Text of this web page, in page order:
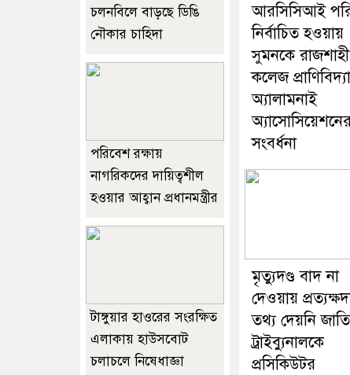
আরসিসিআই
নির্বাচিত হওয়ায়
সুমনকে রাজশাহী
কলেজ প্রাণিবিদ্যা
অ্যালামনাই
সংবর্ধনা
মৃত্যুদণ্ড বাদ না
দেওয়ায়
তথ্য দেয়নি
ট্রাইব্যুনালকে
প্রসিকিউটর
চলনবিলে বাড়ছে ডিঙি
নৌকার চাহিদা
পরিবেশ রক্ষায়
নাগরিকদের দায়িত্বশীল
হওয়ার আহ্বান প্রধানমন্ত্রীর
টাঙ্গুয়ার হাওরের সংরক্ষিত
এলাকায় হাউসবোট
চলাচলে নিষেধাজ্ঞা